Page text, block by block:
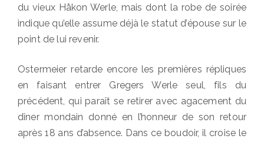
du vieux Håkon Werle, mais dont la robe de soirée
indique qu’elle assume déjà le statut d’épouse sur le
point de lui revenir.
Ostermeier retarde encore les premières répliques
en faisant entrer Gregers Werle seul, fils du
précédent, qui paraît se retirer avec agacement du
dîner mondain donné en l’honneur de son retour
après 18 ans d’absence. Dans ce boudoir, il croise le